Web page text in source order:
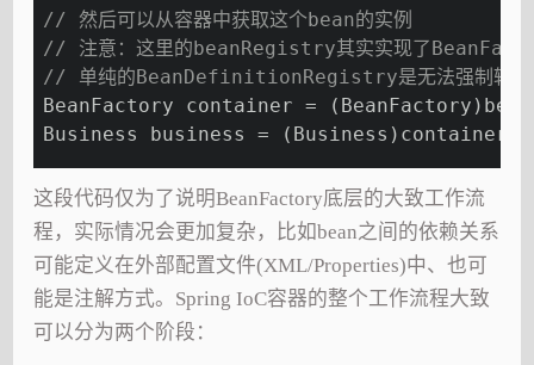
// 然后可以从容器中获取这个bean的实例
// 注意：这里的beanRegistry其实实现了
// 单纯的BeanDefinitionRegistry是无法强制转换
BeanFactory container =
Business business =
这段代码仅为了说明BeanFactory底层的大致工作流
程，实际情况会更加复杂，比如bean之间的依赖关系
可能定义在外部配置文件(XML/Properties)中、也可
能是注解方式。Spring IoC容器的整个工作流程大致
可以分为两个阶段：